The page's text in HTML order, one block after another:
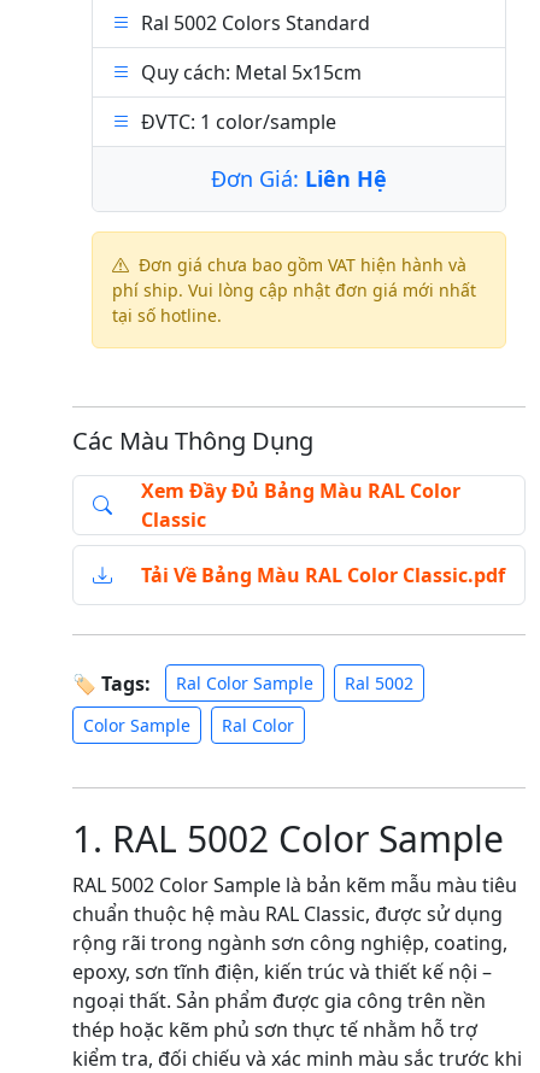
Ral 5002 Colors Standard
Quy cách: Metal 5x15cm
ĐVTC: 1 color/sample
Đơn Giá: Liên Hệ
Đơn giá chưa bao gồm VAT hiện hành và
phí ship. Vui lòng cập nhật đơn giá mới nhất
tại số hotline.
Các Màu Thông Dụng
Xem Đầy Đủ Bảng Màu RAL Color
Classic
Tải Về Bảng Màu RAL Color Classic.pdf
🏷 Tags: Ral Color Sample
Ral 5002
Color Sample
Ral Color
1. RAL 5002 Color Sample
RAL 5002 Color Sample là bản kẽm mẫu màu tiêu
chuẩn thuộc hệ màu RAL Classic, được sử dụng
rộng rãi trong ngành sơn công nghiệp, coating,
epoxy, sơn tĩnh điện, kiến trúc và thiết kế nội –
ngoại thất. Sản phẩm được gia công trên nền
thép hoặc kẽm phủ sơn thực tế nhằm hỗ trợ
kiểm tra, đối chiếu và xác minh màu sắc trước khi